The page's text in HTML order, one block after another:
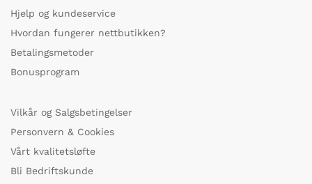
Hjelp og kundeservice
Hvordan fungerer nettbutikken?
Betalingsmetoder
Bonusprogram
Vilkår og Salgsbetingelser
Personvern & Cookies
Vårt kvalitetsløfte
Bli Bedriftskunde